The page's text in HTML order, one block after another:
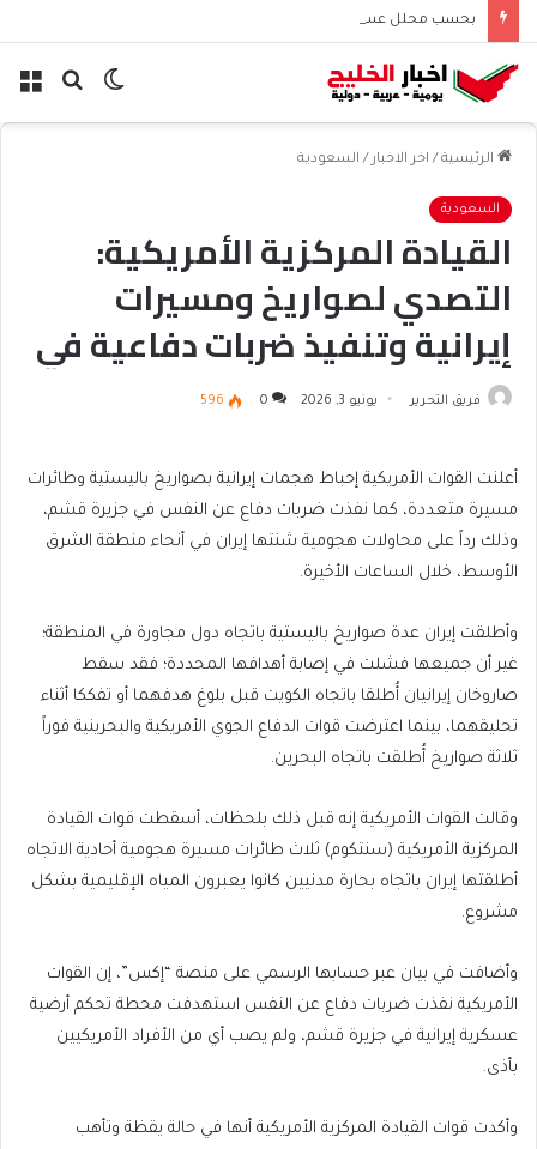
بحث الوضع
الرئيسية / اخر الاخبار / السعودية
السعودية
القيادة المركزية الأمريكية:
التصدي لصواريخ ومسيرات
إيرانية وتنفيذ ضربات دفاعية في
جزيرة قشم
فريق التحرير يونيو 3, 2026 0
596
أعلنت القوات الأمريكية إحباط هجمات إيرانية بصواريخ باليستية وطائرات
مسيرة متعددة، كما نفذت ضربات دفاع عن النفس في جزيرة قشم،
وذلك رداً على محاولات هجومية شنتها إيران في أنحاء منطقة الشرق
الأوسط، خلال الساعات الأخيرة.
وأطلقت إيران عدة صواريخ باليستية باتجاه دول مجاورة في المنطقة؛
غير أن جميعها فشلت في إصابة أهدافها المحددة؛ فقد سقط
صاروخان إيرانيان أُطلقا باتجاه الكويت قبل بلوغ هدفهما أو تفككا أثناء
تحليقهما، بينما اعترضت قوات الدفاع الجوي الأمريكية والبحرينية فوراً
ثلاثة صواريخ أُطلقت باتجاه البحرين.
وقالت القوات الأمريكية إنه قبل ذلك بلحظات، أسقطت قوات القيادة
المركزية الأمريكية (سنتكوم) ثلاث طائرات مسيرة هجومية أحادية الاتجاه
أطلقتها إيران باتجاه بحارة مدنيين كانوا يعبرون المياه الإقليمية بشكل
مشروع.
وأضافت في بيان عبر حسابها الرسمي على منصة “إكس”، إن القوات
الأمريكية نفذت ضربات دفاع عن النفس استهدفت محطة تحكم أرضية
عسكرية إيرانية في جزيرة قشم، ولم يصب أي من الأفراد الأمريكيين
بأذى.
وأكدت قوات القيادة المركزية الأمريكية أنها في حالة يقظة وتأهب